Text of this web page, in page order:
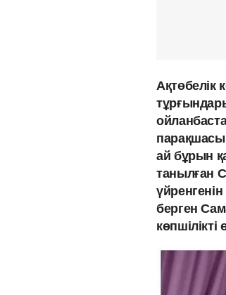
Ақтөбелік
ай бұрын
танылған
берген